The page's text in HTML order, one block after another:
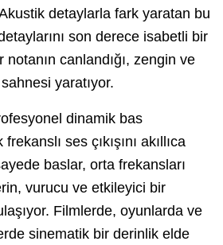
detaylarla fark yaratan bu
son derece isabetli bir
canlandığı, zengin ve
yaratıyor.
dinamik bas
ses çıkışını akıllıca
baslar, orta frekansları
vurucu ve etkileyici bir
Filmlerde, oyunlarda ve
sinematik bir derinlik elde